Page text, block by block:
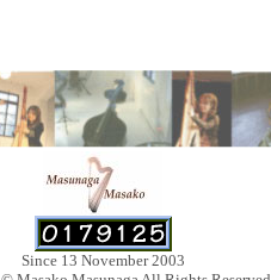
Since 13 November 2003